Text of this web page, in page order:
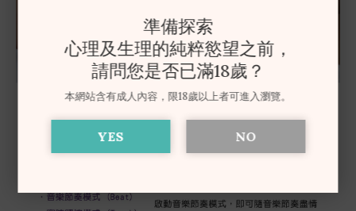
準備探索
心理及生理的純粹慾望之前，
請問您是否已滿18歲？
本網站含有成人內容，限18歲以上者可進入瀏覽。
YES NO